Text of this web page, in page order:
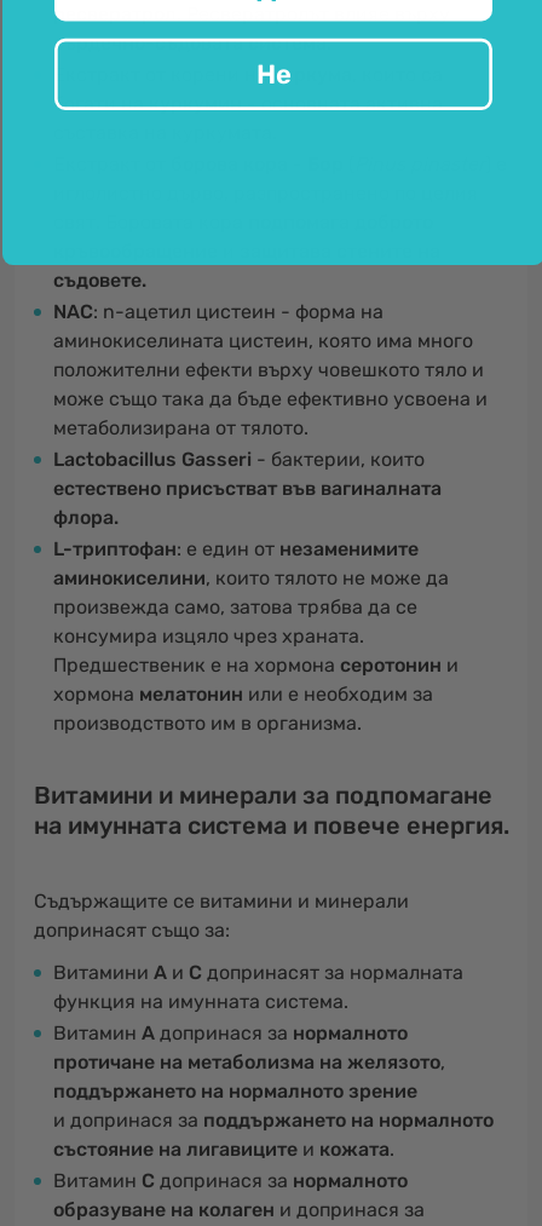
ресвератрол
сърдечно-съдовата система.
Екстракт от корени на куркума
богати накуркумин- основната активна
съдовете.
NAC: n-ацетил цистеин - форма на
аминокиселината цистеин, която има много
положителни ефекти върху човешкото тяло и
може също така да бъде ефективно усвоена и
метаболизирана от тялото.
Lactobacillus Gasseri - бактерии, които
естествено присъстват във вагиналната
флора.
L-триптофан: е един от незаменимите
аминокиселини, които тялото не може да
произвежда само, затова трябва да се
консумира изцяло чрез храната.
Предшественик е на хормона серотонин и
хормона мелатонин или е необходим за
производството им в организма.
Витамини и минерали за подпомагане
на имунната система и повече енергия.
Съдържащите се витамини и минерали
допринасят също за:
Витамини A и C допринасят за нормалната
функция на имунната система.
Витамин A допринася за нормалното
протичане на метаболизма на желязото,
поддържането на нормалното зрение
и допринася за поддържането на нормалното
състояние на лигавиците и кожата.
Витамин C допринася за нормалното
образуване на колаген и допринася за
Не